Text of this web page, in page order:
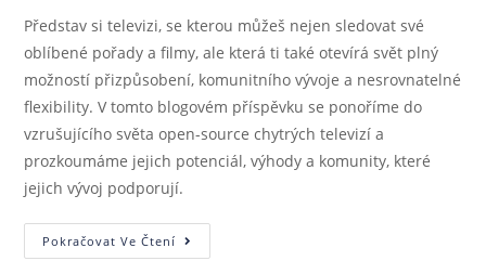
Představ si televizi, se kterou můžeš nejen sledovat své
oblíbené pořady a filmy, ale která ti také otevírá svět plný
možností přizpůsobení, komunitního vývoje a nesrovnatelné
flexibility. V tomto blogovém příspěvku se ponoříme do
vzrušujícího světa open-source chytrých televizí a
prozkoumáme jejich potenciál, výhody a komunity, které
jejich vývoj podporují.
Pokračovat Ve Čtení